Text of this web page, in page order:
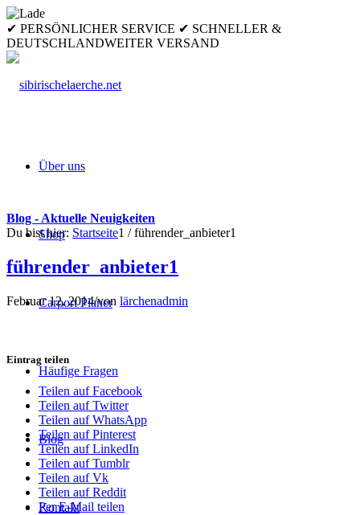
✔ PERSÖNLICHER SERVICE ✔ SCHNELLER &
DEUTSCHLANDWEITER VERSAND
Über uns
Shop
Carport Planer
Häufige Fragen
Blog
Kontakt
Blog - Aktuelle Neuigkeiten
Du bist hier: Startseite1 / führender_anbieter1
führender_anbieter1
Februar 12, 2014/von lärchenadmin
Eintrag teilen
Teilen auf Facebook
Teilen auf Twitter
Teilen auf WhatsApp
Teilen auf Pinterest
Teilen auf LinkedIn
Teilen auf Tumblr
Teilen auf Vk
Teilen auf Reddit
Per E-Mail teilen